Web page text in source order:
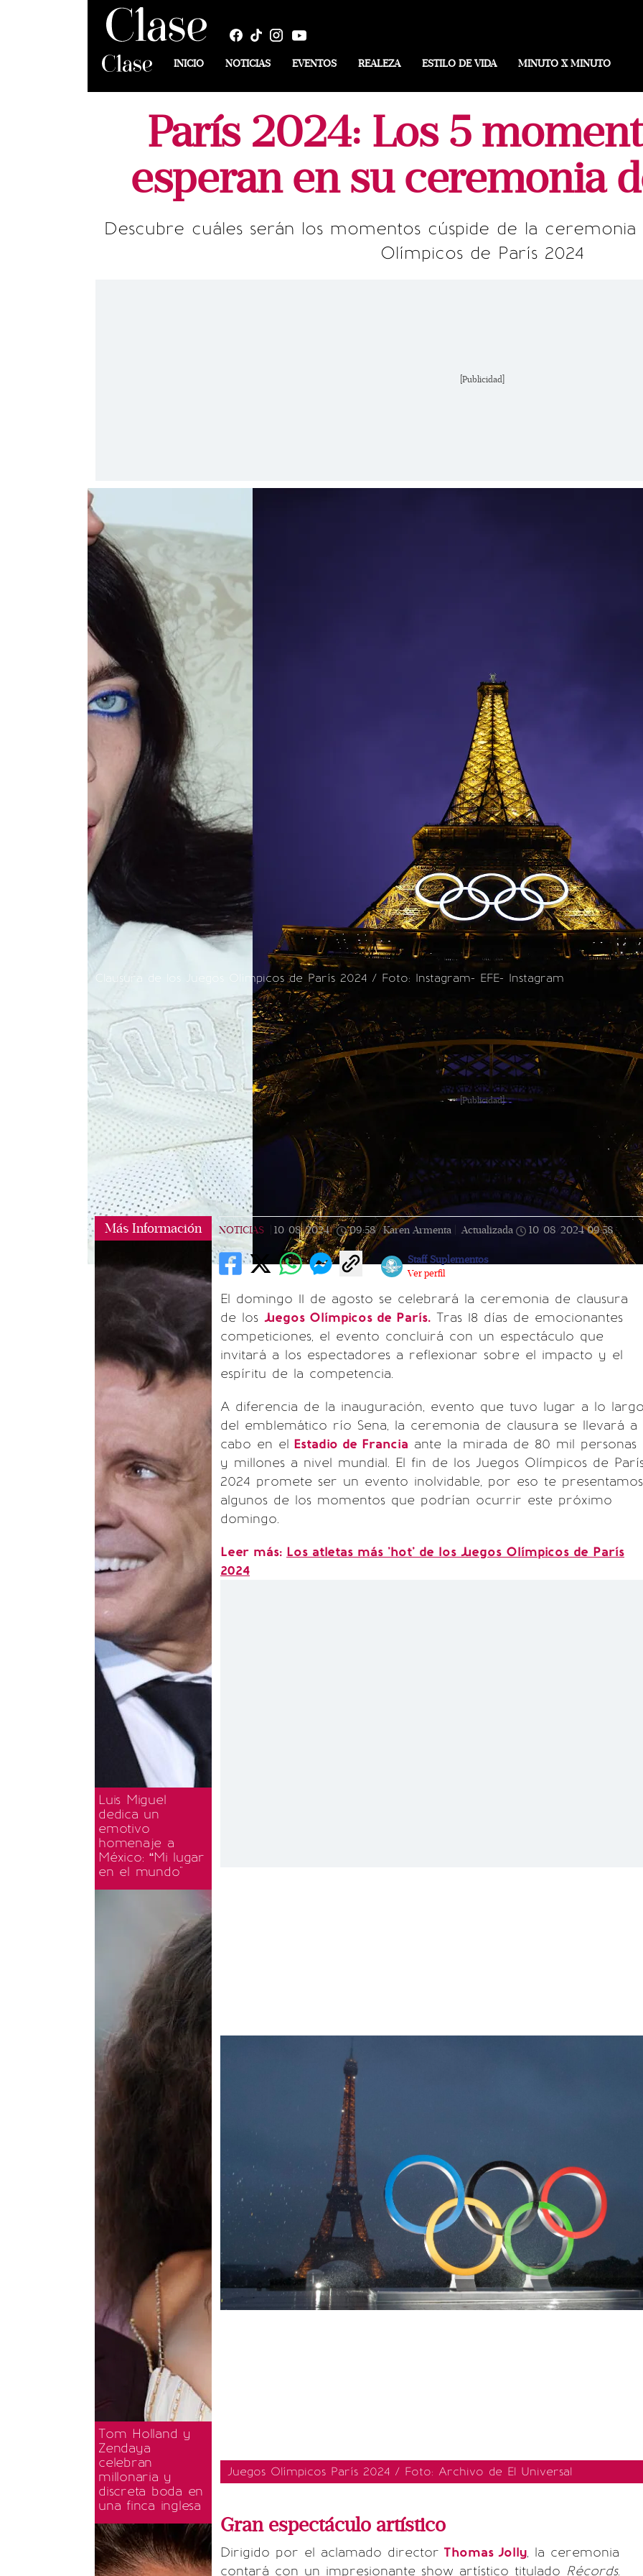
INICIO NOTICIAS EVENTOS REALEZA ESTILO DE VIDA MINUTO X MINUTO
París 2024: Los 5
esperan en su ceremonia
Descubre cuáles serán los momentos cúspide de la
Olímpicos de París 2024
[Publicidad]
Clausura de los Juegos Olímpicos de París 2024 / Foto: Instagram- EFE- Instagram
[Publicidad]
Más Información
Luis Miguel
dedica un
emotivo
homenaje a
México: “Mi lugar
en el mundo"
Tom Holland y
Zendaya
celebran
millonaria y
discreta boda en
una finca inglesa
NOTICIAS 10/08/2024 | 09:58 | Karen Armenta | Actualizada 10/08/2024 09:58
Staff Suplementos
Ver perfil
El domingo 11 de agosto se celebrará la ceremonia de clausura
de los Juegos Olímpicos de París. Tras 18 días de emocionantes
competiciones, el evento concluirá con un espectáculo que
invitará a los espectadores a reflexionar sobre el impacto y el
espíritu de la competencia.
A diferencia de la inauguración, evento que tuvo lugar a lo largo
del emblemático río Sena, la ceremonia de clausura se llevará a
cabo en el Estadio de Francia ante la mirada de 80 mil personas
y millones a nivel mundial. El fin de los Juegos Olímpicos de
2024 promete ser un evento inolvidable, por eso te presentamos
algunos de los momentos que podrían ocurrir este próximo
domingo.
Leer más: Los atletas más 'hot' de los Juegos Olímpicos de París
2024
Juegos Olímpicos París 2024 / Foto: Archivo de El Universal
Gran espectáculo artístico
Dirigido por el aclamado director Thomas Jolly, la ceremonia
contará con un impresionante show artístico titulado Récords.